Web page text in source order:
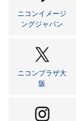
ニコンイメージ
ングジャパン
ニコンプラザ大
阪